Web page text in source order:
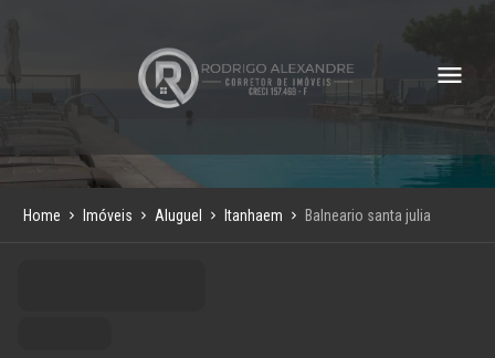
Home Imóveis Aluguel Itanhaem Balneario santa julia